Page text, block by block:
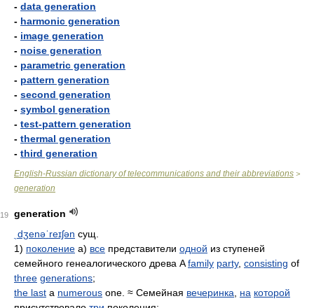
- data generation
- harmonic generation
- image generation
- noise generation
- parametric generation
- pattern generation
- second generation
- symbol generation
- test-pattern generation
- thermal generation
- third generation
English-Russian dictionary of telecommunications and their abbreviations >
generation
19
generation
ˌdʒenəˈreɪʃən сущ.
1) поколение а) все представители одной из ступеней
семейного генеалогического древа Afamily party, consisting of
three generations;
the last a numerous one. ≈ Семейная вечеринка на которой